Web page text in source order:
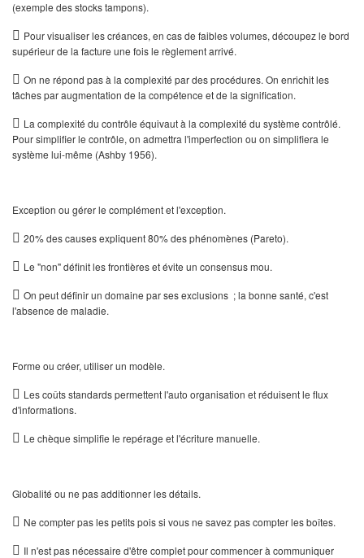
(exemple des stocks tampons).
 Pour visualiser les créances, en cas de faibles volumes, découpez le bord
supérieur de la facture une fois le rè­glement arrivé.
 On ne répond pas à la complexité par des procédures. On enrichit les
tâches par augmentation de la compétence et de la signification.
 La com­plexité du contrôle équivaut à la complexité du système contrôlé.
Pour simplifier le contrôle, on admettra l'imperfection ou on simplifiera le
système lui-même (Ashby 1956).
Exception ou gérer le complément et l'exception.
 20% des causes expliquent 80% des phénomènes (Pareto).
 Le "non" définit les frontières et évite un consensus mou.
 On peut définir un domaine par ses exclusions ; la bonne santé, c'est
l'absence de maladie.
Forme ou créer, utiliser un modèle.
 Les coûts standards permettent l'auto organisation et réduisent le flux
d'informations.
 Le chèque simplifie le repérage et l'écriture manuelle.
Globalité ou ne pas additionner les détails.
 Ne compter pas les petits pois si vous ne savez pas compter les boîtes.
 Il n'est pas nécessaire d'être complet pour commencer à communiquer